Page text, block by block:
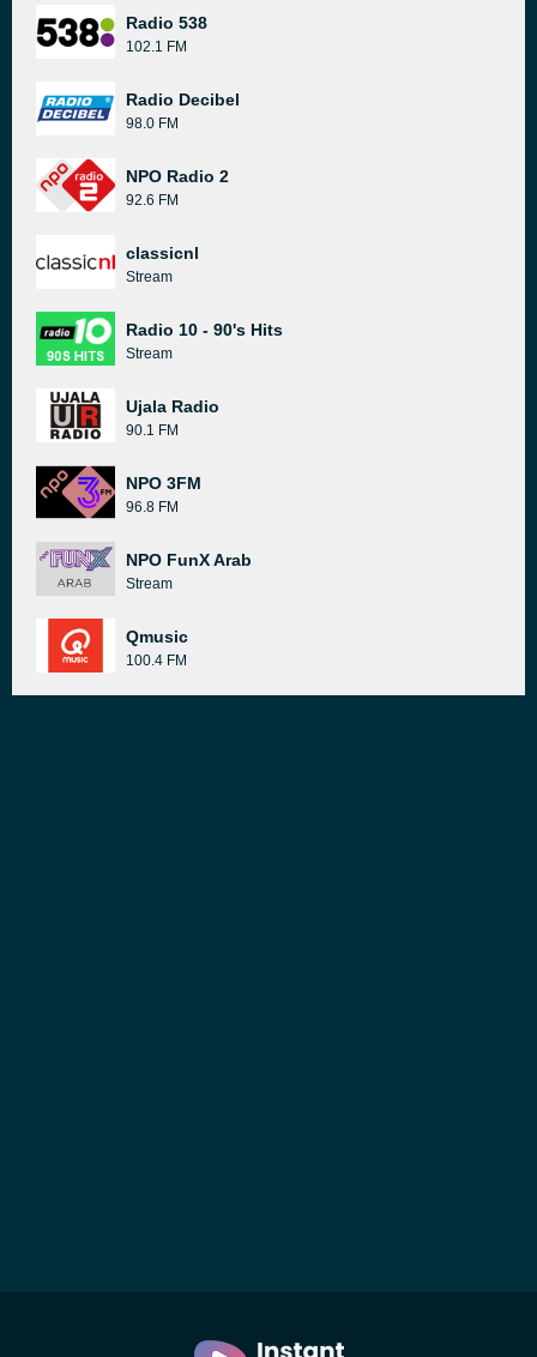
Radio 538
102.1 FM
Radio Decibel
98.0 FM
NPO Radio 2
92.6 FM
classicnl
Stream
Radio 10 - 90's Hits
Stream
Ujala Radio
90.1 FM
NPO 3FM
96.8 FM
NPO FunX Arab
Stream
Qmusic
100.4 FM